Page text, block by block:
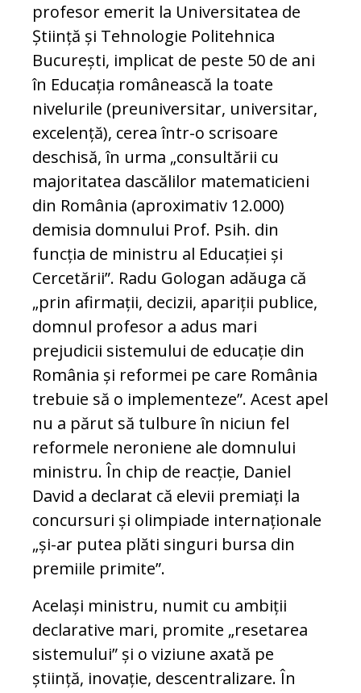
profesor emerit la Universitatea de
Știință și Tehnologie Politehnica
București, implicat de peste 50 de ani
în Educația românească la toate
nivelurile (preuniversitar, universitar,
excelență), cerea într-o scrisoare
deschisă, în urma „consultării cu
majoritatea dascălilor matematicieni
din România (aproximativ 12.000)
demisia domnului Prof. Psih. din
funcția de ministru al Educației și
Cercetării”. Radu Gologan adăuga că
„prin afirmații, decizii, apariții publice,
domnul profesor a adus mari
prejudicii sistemului de educație din
România și reformei pe care România
trebuie să o implementeze”. Acest apel
nu a părut să tulbure în niciun fel
reformele neroniene ale domnului
ministru. În chip de reacție, Daniel
David a declarat că elevii premiați la
concursuri și olimpiade internaționale
„și-ar putea plăti singuri bursa din
premiile primite”.
Același ministru, numit cu ambiții
declarative mari, promite „resetarea
sistemului” și o viziune axată pe
știință, inovație, descentralizare. În